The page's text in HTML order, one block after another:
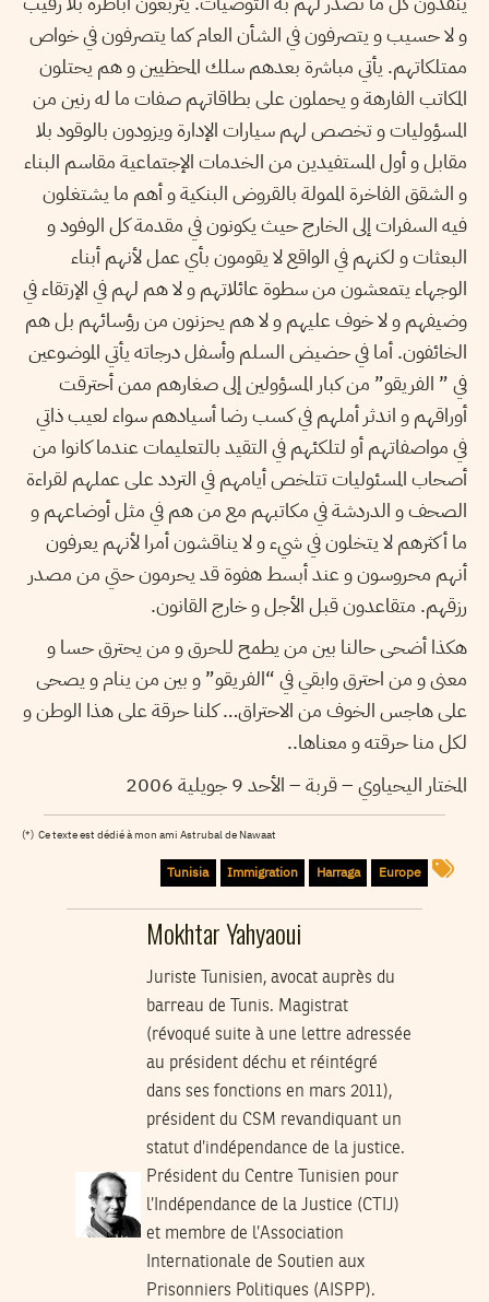
و لا حسيب و يتصرفون في الشأن العام كما يتصرفون في خواص
ممتلكاتهم. يأتي مباشرة بعدهم سلك المحظيين و هم يحتلون
المكاتب الفارهة و يحملون على بطاقاتهم صفات ما له رنين من
المسؤوليات و تخصص لهم سيارات الإدارة ويزودون بالوقود بلا
مقابل و أول المستفيدين من الخدمات الإجتماعية مقاسم البناء
و الشقق الفاخرة الممولة بالقروض البنكية و أهم ما يشتغلون
فيه السفرات إلى الخارج حيث يكونون في مقدمة كل الوفود و
البعثات و لكنهم في الواقع لا يقومون بأي عمل لأنهم أبناء
الوجهاء يتمعشون من سطوة عائلاتهم و لا هم لهم في الإرتقاء في
وضيفهم و لا خوف عليهم و لا هم يحزنون من رؤسائهم بل هم
الخائفون. أما في حضيض السلم وأسفل درجاته يأتي الموضوعين
في ” الفريقو” من كبار المسؤولين إلى صغارهم ممن أحترقت
أوراقهم و اندثر أملهم في كسب رضا أسيادهم سواء لعيب ذاتي
في مواصفاتهم أو لتلكئهم في التقيد بالتعليمات عندما كانوا من
أصحاب المسئوليات تتلخص أيامهم في التردد على عملهم لقراءة
الصحف و الدردشة في مكاتبهم مع من هم في مثل أوضاعهم و
ما أكثرهم لا يتخلون في شيء و لا يناقشون أمرا لأنهم يعرفون
أنهم محروسون و عند أبسط هفوة قد يحرمون حتي من مصدر
رزقهم. متقاعدون قبل الأجل و خارج القانون.
هكذا أضحى حالنا بين من يطمح للحرق و من يحترق حسا و
معنى و من احترق وابقي في “الفريقو” و بين من ينام و يصحى
على هاجس الخوف من الاحتراق… كلنا حرقة على هذا الوطن و
لكل منا حرقته و معناها..
المختار اليحياوي – قربة – الأحد 9 جويلية 2006
(*) Ce texte est dédié à mon ami Astrubal de Nawaat
Europe
Harraga
Immigration
Tunisia
Mokhtar Yahyaoui
Juriste Tunisien, avocat auprès du
barreau de Tunis. Magistrat
(révoqué suite à une lettre adressée
au président déchu et réintégré
dans ses fonctions en mars 2011),
président du CSM revandiquant un
statut d’indépendance de la justice.
Président du Centre Tunisien pour
l’Indépendance de la Justice (CTIJ)
et membre de l’Association
Internationale de Soutien aux
Prisonniers Politiques (AISPP).